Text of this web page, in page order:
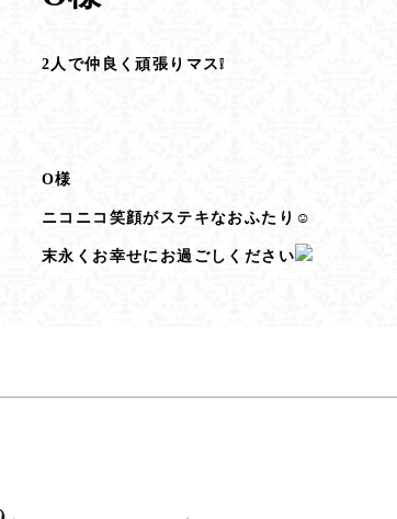
2人で仲良く頑張りマス❕
O様
ニコニコ笑顔がステキなおふたり☺
末永くお幸せにお過ごしください